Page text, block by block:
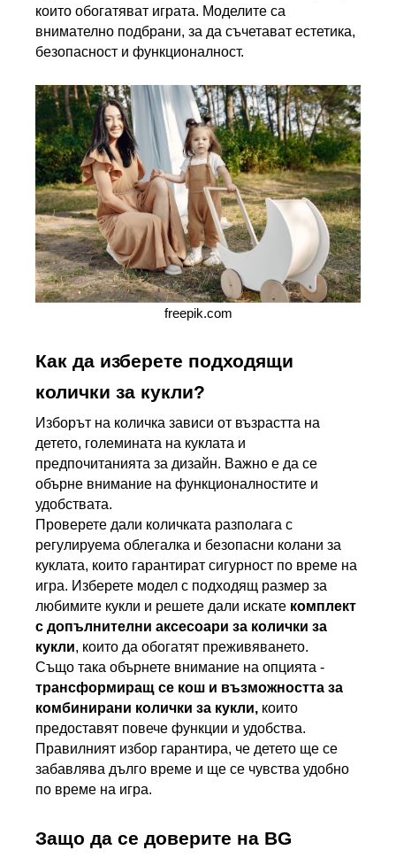
които обогатяват играта. Моделите са
внимателно подбрани, за да съчетават естетика,
безопасност и функционалност.
freepik.com
Как да изберете подходящи
колички за кукли?
Изборът на количка зависи от възрастта на
детето, големината на куклата и
предпочитанията за дизайн. Важно е да се
обърне внимание на функционалностите и
удобствата.
Проверете дали количката разполага с
регулируема облегалка и безопасни колани за
куклата, които гарантират сигурност по време на
игра. Изберете модел с подходящ размер за
любимите кукли и решете дали искате комплект
с допълнителни аксесоари за колички за
кукли, които да обогатят преживяването.
трансформиращ се кош и възможността за
комбинирани колички за кукли, които
предоставят повече функции и удобства.
Правилният избор гарантира, че детето ще се
забавлява дълго време и ще се чувства удобно
по време на игра.
Защо да се доверите на BG